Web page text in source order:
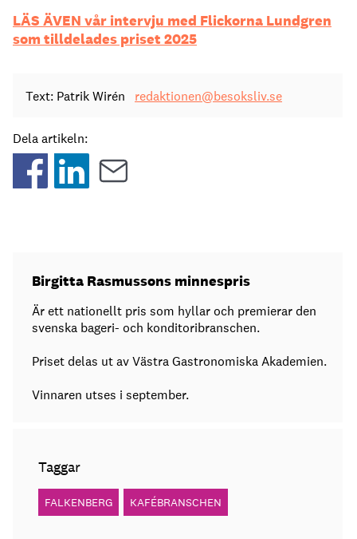
LÄS ÄVEN vår intervju med Flickorna Lundgren
som tilldelades priset 2025
Text: Patrik Wirén redaktionen@besoksliv.se
Dela artikeln:
Birgitta Rasmussons minnespris
Är ett nationellt pris som hyllar och premierar den
svenska bageri- och konditoribranschen.
Priset delas ut av Västra Gastronomiska Akademien.
Vinnaren utses i september.
Taggar
FALKENBERG KAFÉBRANSCHEN